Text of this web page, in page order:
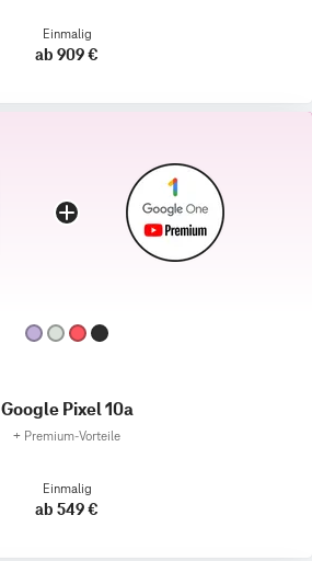
Einmalig
ab 909 €
Google Pixel 10a
+ Premium‑Vorteile
Einmalig
ab 549 €